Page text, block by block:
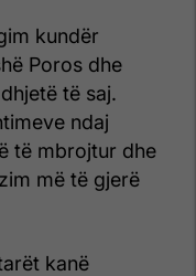
kundër
Poros dhe
të saj.
ndaj
të mbrojtur dhe
më të gjerë
kanë